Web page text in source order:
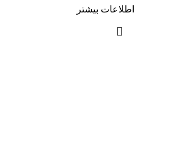
اطلاعات بیشتر